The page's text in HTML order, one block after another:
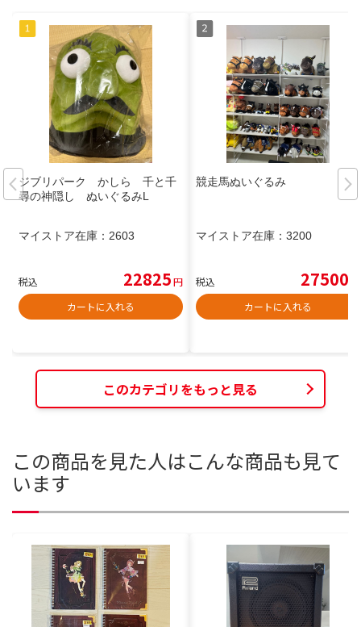
ジブリパーク かしら 千と千
尋の神隠し ぬいぐるみL
マイストア在庫： 2603
税込 22825円
カートに入れる
競走馬ぬいぐるみ
マイストア在庫： 3200
税込 27500
カートに入れる
このカテゴリをもっと見る
この商品を見た人はこんな商品も見て
います